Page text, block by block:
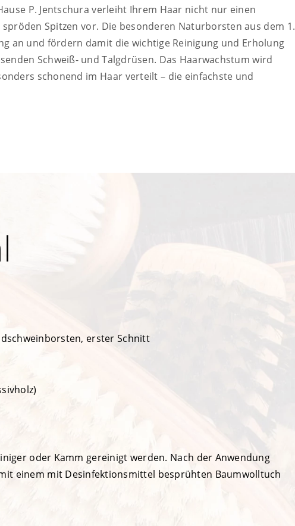
P. Jentschura verleiht Ihrem Haar nicht nur einen
Spitzen vor. Die besonderen Naturborsten aus dem 1.
an und fördern damit die wichtige Reinigung und Erholung
Schweiß- und Talgdrüsen. Das Haarwachstum wird
schonend im Haar verteilt – die einfachste und
erster Schnitt
oder Kamm gereinigt werden. Nach der Anwendung
einem mit Desinfektionsmittel besprühten Baumwolltuch